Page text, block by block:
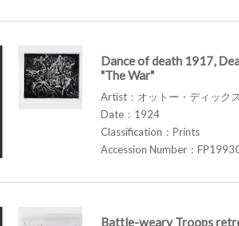
Dance of death 1917,
"The War"
Artist：オットー・ディッ
Date：1924
Classification：Prints
Accession Number：
Battle-weary Troops